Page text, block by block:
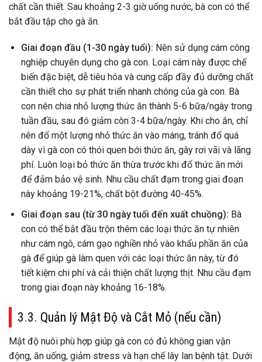
chất cần thiết. Sau khoảng 2-3 giờ uống nước, bà con có thể
bắt đầu tập cho gà ăn.
Giai đoạn đầu (1-30 ngày tuổi): Nên sử dụng cám công
nghiệp chuyên dụng cho gà con. Loại cám này được chế
biến đặc biệt, dễ tiêu hóa và cung cấp đầy đủ dưỡng chất
cần thiết cho sự phát triển nhanh chóng của gà con. Bà
con nên chia nhỏ lượng thức ăn thành 5-6 bữa/ngày trong
tuần đầu, sau đó giảm còn 3-4 bữa/ngày. Khi cho ăn, chỉ
nên đổ một lượng nhỏ thức ăn vào máng, tránh đổ quá
dày vì gà con có thói quen bới thức ăn, gây rơi vãi và lãng
phí. Luôn loại bỏ thức ăn thừa trước khi đổ thức ăn mới
để đảm bảo vệ sinh. Nhu cầu chất đạm trong giai đoạn
này khoảng 19-21%, chất bột đường 40-45%.
Giai đoạn sau (từ 30 ngày tuổi đến xuất chuồng): Bà
con có thể bắt đầu trộn thêm các loại thức ăn tự nhiên
như cám ngô, cám gạo nghiền nhỏ vào khẩu phần ăn của
gà để giúp gà làm quen với các loại thức ăn này, từ đó
tiết kiệm chi phí và cải thiện chất lượng thịt. Nhu cầu đạm
trong giai đoạn này khoảng 16-18%.
3.3. Quản lý Mật Độ và Cắt Mỏ (nếu cần)
Mật độ nuôi phù hợp giúp gà con có đủ không gian vận
động, ăn uống, giảm stress và hạn chế lây lan bệnh tật. Dưới